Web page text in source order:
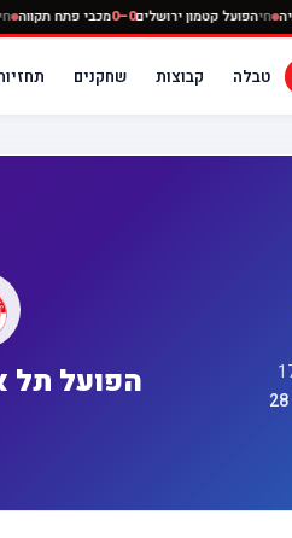
מכבי נתניה חיהפועל קטמון ירושלים0–0 מכבי
טבלה קבוצות שחקנים
הפועל תל